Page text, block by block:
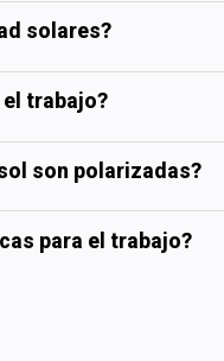
solares?
trabajo?
son polarizadas?
para el trabajo?